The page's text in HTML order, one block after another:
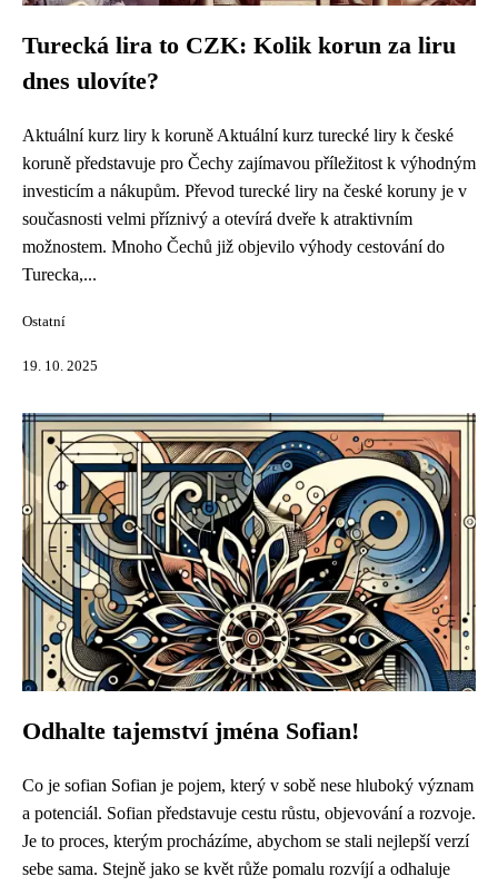
Turecká lira to CZK: Kolik korun za liru
dnes ulovíte?
Aktuální kurz liry k koruně Aktuální kurz turecké liry k české
koruně představuje pro Čechy zajímavou příležitost k výhodným
investicím a nákupům. Převod turecké liry na české koruny je v
současnosti velmi příznivý a otevírá dveře k atraktivním
možnostem. Mnoho Čechů již objevilo výhody cestování do
Turecka,...
Ostatní
19. 10. 2025
Odhalte tajemství jména Sofian!
Co je sofian Sofian je pojem, který v sobě nese hluboký význam
a potenciál. Sofian představuje cestu růstu, objevování a rozvoje.
Je to proces, kterým procházíme, abychom se stali nejlepší verzí
sebe sama. Stejně jako se květ růže pomalu rozvíjí a odhaluje